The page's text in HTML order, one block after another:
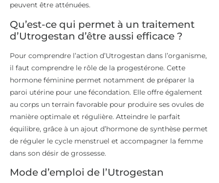
peuvent être atténuées.
Qu’est-ce qui permet à un traitement
d’Utrogestan d’être aussi efficace ?
Pour comprendre l’action d’Utrogestan dans l’organisme,
il faut comprendre le rôle de la progestérone. Cette
hormone féminine permet notamment de préparer la
paroi utérine pour une fécondation. Elle offre également
au corps un terrain favorable pour produire ses ovules de
manière optimale et régulière. Atteindre le parfait
équilibre, grâce à un ajout d’hormone de synthèse permet
de réguler le cycle menstruel et accompagner la femme
dans son désir de grossesse.
Mode d’emploi de l’Utrogestan